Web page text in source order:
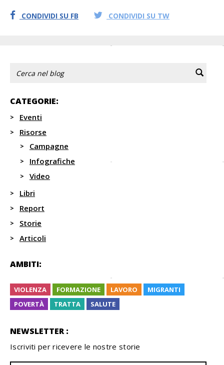
CONDIVIDI SU FB CONDIVIDI SU TW
CATEGORIE:
Eventi
Risorse
Campagne
Infografiche
Video
Libri
Report
Storie
Articoli
AMBITI:
VIOLENZA FORMAZIONE LAVORO
MIGRANTI
POVERTÀ
TRATTA SALUTE
NEWSLETTER :
Iscriviti per ricevere le nostre storie